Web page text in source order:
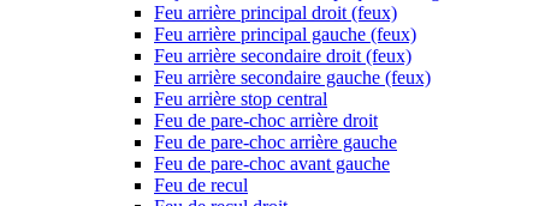
Feu arrière principal droit (feux)
Feu arrière principal gauche (feux)
Feu arrière secondaire droit (feux)
Feu arrière secondaire gauche (feux)
Feu arrière stop central
Feu de pare-choc arrière droit
Feu de pare-choc arrière gauche
Feu de pare-choc avant gauche
Feu de recul